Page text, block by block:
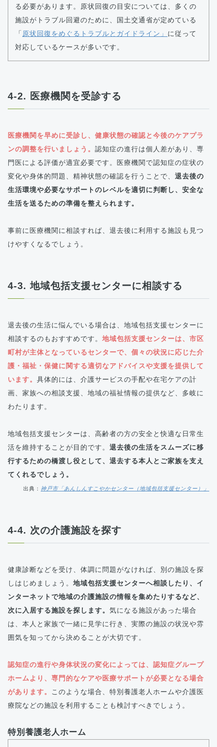
る必要があります。原状回復の目安については、多くの
施設がトラブル回避のために、国土交通省が定めている
「 原状回復をめぐるトラブルとガイドライン」 に従って
対応しているケースが多いです。
4-2. 医療機関を受診する
医療機関を早めに受診し、健康状態の確認と今後のケアプラ
ンの調整を行いましょう。 認知症の進行は個人差があり、専
門医による評価が適宜必要です。医療機関で認知症の症状の
変化や身体的問題、精神状態の確認を行うことで、 退去後の
生活環境や必要なサポートのレベルを適切に判断し、安全な
生活を送るための準備を整えられます。
事前に医療機関に相談すれば、退去後に利用する施設も見つ
けやすくなるでしょう。
4-3. 地域包括支援センターに相談する
退去後の生活に悩んでいる場合は、地域包括支援センターに
相談するのもおすすめです。 地域包括支援センターは、市区
町村が主体となっているセンターで、個々の状況に応じた介
護・福祉・保健に関する適切なアドバイスや支援を提供して
います。 具体的には、介護サービスの手配や在宅ケアの計
画、家族への相談支援、地域の福祉情報の提供など、多岐に
わたります。
地域包括支援センターは、高齢者の方の安全と快適な日常生
活を維持することが目的です。 退去後の生活をスムーズに移
行するための橋渡し役として、退去する本人とご家族を支え
てくれるでしょう。
出典： 神戸市「あんしんすこやかセンター（地域包括支援センター）」
4-4. 次の介護施設を探す
健康診断などを受け、体調に問題がなければ、別の施設を探
しはじめましょう。 地域包括支援センターへ相談したり、イ
ンターネットで地域の介護施設の情報を集めたりするなど、
次に入居する施設を探します。 気になる施設があった場合
は、本人と家族で一緒に見学に行き、実際の施設の状況や雰
囲気を知ってから決めることが大切です。
認知症の進行や身体状況の変化によっては、認知症グループ
ホームより、専門的なケアや医療サポートが必要となる場合
があります。
このような場合、特別養護老人ホームや介護医
療院などの施設を利用することも検討すべきでしょう。
特別養護老人ホーム